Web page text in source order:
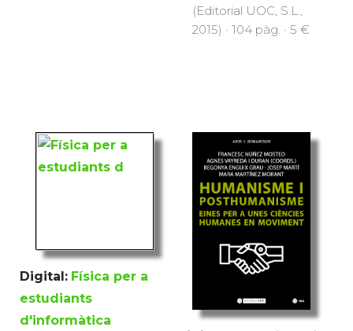
(Editorial UOC, S.L.,
2015) · 104 pàg. · 5 €
Digital: Física per a
estudiants
d'informàtica